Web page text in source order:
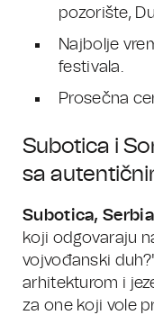
pozorište,
Najbolje
festivala.
Prosečna
Subotica i
sa
Subotica, Serbia
koji odgovaraju
vojvođanski
arhitekturom i
za one koji vole